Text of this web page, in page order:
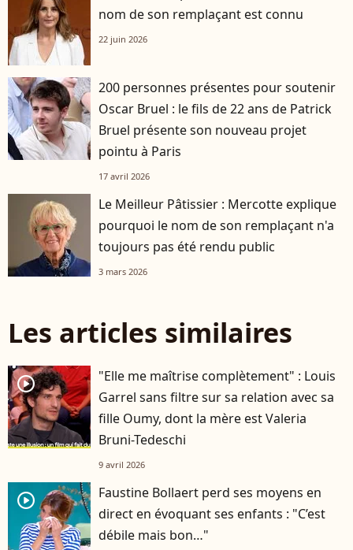
nom de son remplaçant est connu
22 juin 2026
200 personnes présentes pour soutenir
Oscar Bruel : le fils de 22 ans de Patrick
Bruel présente son nouveau projet
pointu à Paris
17 avril 2026
Le Meilleur Pâtissier : Mercotte explique
pourquoi le nom de son remplaçant n'a
toujours pas été rendu public
3 mars 2026
Les articles similaires
player2
"Elle me maîtrise complètement" : Louis
Garrel sans filtre sur sa relation avec sa
fille Oumy, dont la mère est Valeria
Bruni-Tedeschi
9 avril 2026
player2
Faustine Bollaert perd ses moyens en
direct en évoquant ses enfants : "C’est
débile mais bon…"